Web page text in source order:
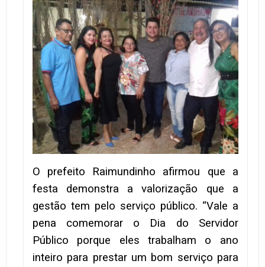
O prefeito Raimundinho afirmou que a
festa demonstra a valorização que a
gestão tem pelo serviço público. “Vale a
pena comemorar o Dia do Servidor
Público porque eles trabalham o ano
inteiro para prestar um bom serviço para